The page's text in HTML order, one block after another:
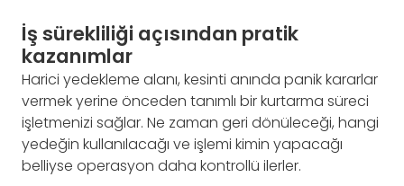
İş sürekliliği açısından pratik
kazanımlar
Harici yedekleme alanı, kesinti anında panik kararlar
vermek yerine önceden tanımlı bir kurtarma süreci
işletmenizi sağlar. Ne zaman geri dönüleceği, hangi
yedeğin kullanılacağı ve işlemi kimin yapacağı
belliyse operasyon daha kontrollü ilerler.